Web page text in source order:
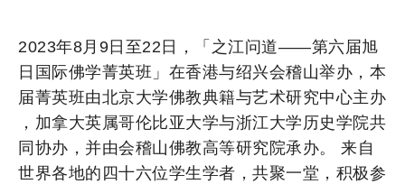
2023年8月9日至22日，「之江问道——第六届旭
日国际佛学菁英班」在香港与绍兴会稽山举办，本
届菁英班由北京大学佛教典籍与艺术研究中心主办
，加拿大英属哥伦比亚大学与浙江大学历史学院共
同协办，并由会稽山佛教高等研究院承办。 来自
世界各地的四十六位学生学者，共聚一堂，积极参